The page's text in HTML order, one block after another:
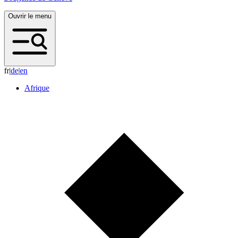
Ouvrir le menu
fr|de|en
Afrique